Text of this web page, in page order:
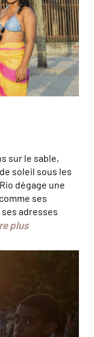
sur le sable,
soleil sous les
dégage une
ses
adresses
plus